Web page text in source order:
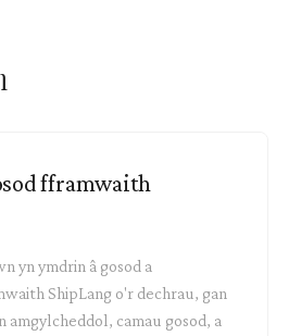
fframwaith
yn ymdrin â gosod a
ShipLang o'r dechrau, gan
amgylcheddol, camau gosod, a